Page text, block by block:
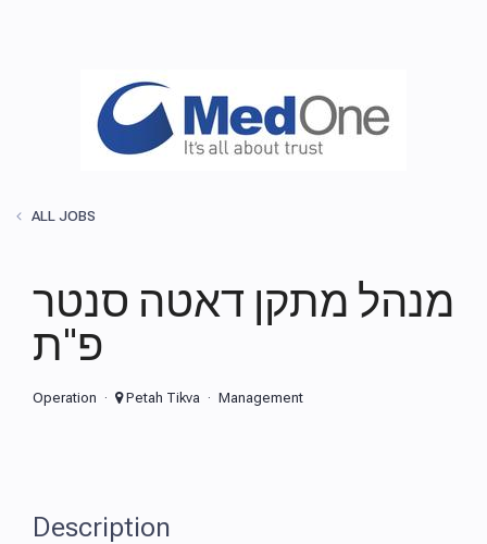
ALL JOBS
מנהל מתקן דאטה סנטר
פ"ת
Operation Petah Tikva Management
Description